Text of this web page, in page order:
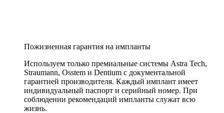
Пожизненная гарантия на импланты
Используем только премиальные системы Astra Tech,
Straumann, Osstem и Dentium с документальной
гарантией производителя. Каждый имплант имеет
индивидуальный паспорт и серийный номер. При
соблюдении рекомендаций импланты служат всю
жизнь.